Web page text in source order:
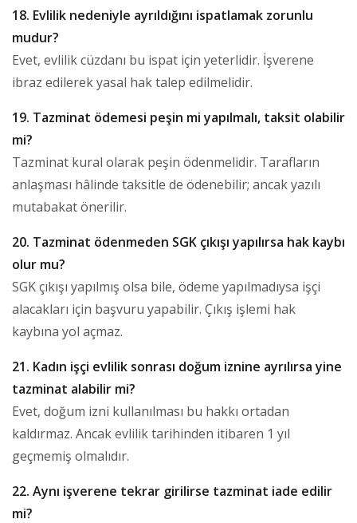
18. Evlilik nedeniyle ayrıldığını ispatlamak zorunlu
mudur?
Evet, evlilik cüzdanı bu ispat için yeterlidir. İşverene
ibraz edilerek yasal hak talep edilmelidir.
19. Tazminat ödemesi peşin mi yapılmalı, taksit olabilir
mi?
Tazminat kural olarak peşin ödenmelidir. Tarafların
anlaşması hâlinde taksitle de ödenebilir; ancak yazılı
mutabakat önerilir.
20. Tazminat ödenmeden SGK çıkışı yapılırsa hak kaybı
olur mu?
SGK çıkışı yapılmış olsa bile, ödeme yapılmadıysa işçi
alacakları için başvuru yapabilir. Çıkış işlemi hak
kaybına yol açmaz.
21. Kadın işçi evlilik sonrası doğum iznine ayrılırsa yine
tazminat alabilir mi?
Evet, doğum izni kullanılması bu hakkı ortadan
kaldırmaz. Ancak evlilik tarihinden itibaren 1 yıl
geçmemiş olmalıdır.
22. Aynı işverene tekrar girilirse tazminat iade edilir
mi?